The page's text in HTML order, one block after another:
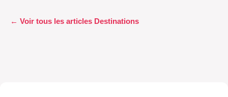
← Voir tous les articles Destinations